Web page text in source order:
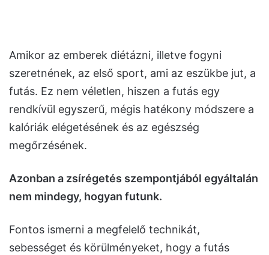
Amikor az emberek diétázni, illetve fogyni
szeretnének, az első sport, ami az eszükbe jut, a
futás. Ez nem véletlen, hiszen a futás egy
rendkívül egyszerű, mégis hatékony módszere a
kalóriák elégetésének és az egészség
megőrzésének.
Azonban a zsírégetés szempontjából egyáltalán
nem mindegy, hogyan futunk.
Fontos ismerni a megfelelő technikát,
sebességet és körülményeket, hogy a futás